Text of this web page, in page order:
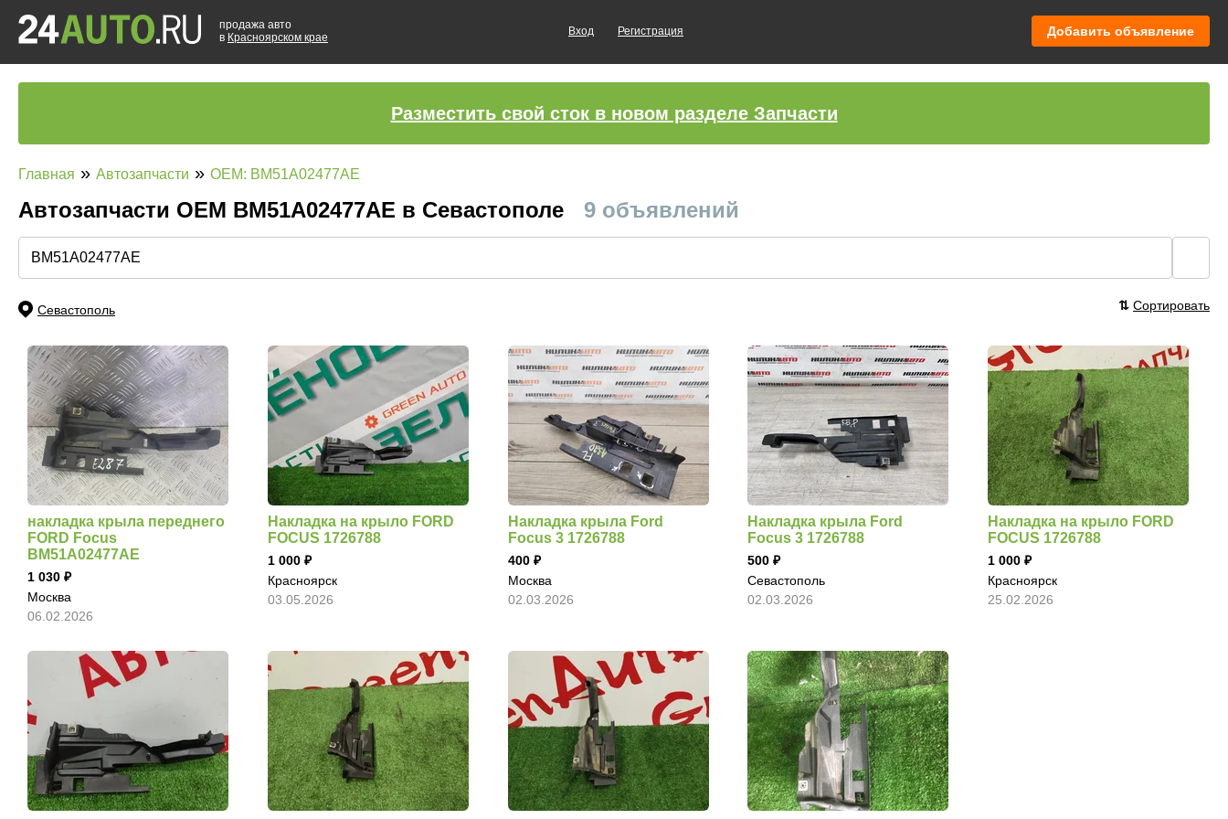
продажа авто
в Красноярском крае
Вход Регистрация Добавить объявление
Разместить свой сток в новом разделе Запчасти
Главная » Автозапчасти » OEM: BM51A02477AE
Автозапчасти ОЕМ BM51A02477AE в Севастополе 9 объявлений
Севастополь ⇅ Сортировать
накладка крыла переднего
FORD Focus
BM51A02477AE
1 030
Москва
06.02.2026
Накладка на крыло FORD
FOCUS 1726788
1 000
Красноярск
03.05.2026
Накладка крыла Ford
Focus 3 1726788
400
Москва
02.03.2026
Накладка крыла Ford
Focus 3 1726788
500
Севастополь
02.03.2026
Накладка на крыло FORD
FOCUS 1726788
1 000
Красноярск
25.02.2026